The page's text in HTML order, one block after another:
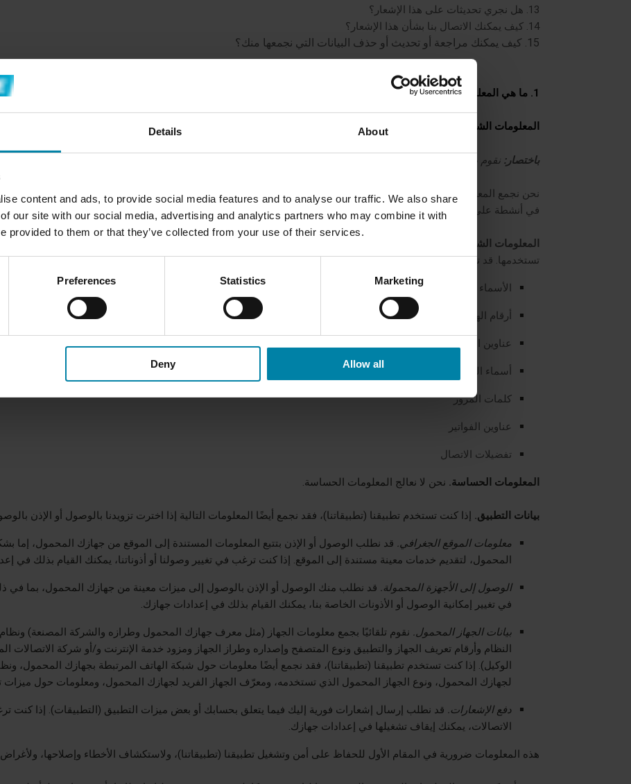
Details About
content and ads, to provide social media features and to analyse our traffic. We also share
our site with our social media, advertising and analytics partners who may combine it with
provided to them or that they’ve collected from your use of their services.
Preferences Statistics Marketing
Deny Allow all
13. هل نجري تحديثات على هذا الإشعار؟
14. كيف يمكنك الاتصال بنا بشأن هذا الإشعار؟
15. كيف يمكنك مراجعة أو تحديث أو حذف البيانات التي نجمعها منك؟
1. ما هي المعلومات التي نجمعها؟
المعلومات الشخصية التي تفصح لنا عنها
باختصار: نقوم بجمع المعلومات الشخصية التي تقدمها لنا.
نحن نجمع المعلومات الشخصية التي تقدمها لنا طواعية عندما التسجيل في الخدمات, التعبير عن اهتمامك بالحصول على
في أنشطة على الخدمات، أو عند اتصالك بنا.
المعلومات الشخصية المقدمة من قبلك.
تعتمد المعلومات الشخصية التي نجمعها على سياق تفاعلاتك معنا ومع الخدمات،
تستخدمها. قد تتضمن المعلومات الشخصية التي نجمعها ما يلي:
الأسماء
أرقام الهواتف
عناوين البريد الإلكتروني
أسماء المستخدمين
كلمات المرور
عناوين الفواتير
تفضيلات الاتصال
المعلومات الحساسة. نحن لا نعالج المعلومات الحساسة.
بيانات التطبيق. إذا كنت تستخدم تطبيقنا (تطبيقاتنا)، فقد نجمع أيضًا المعلومات التالية إذا اخترت تزويدنا بالوصول أو الإذن
معلومات الموقع الجغرافي. قد نطلب الوصول أو الإذن بتتبع المعلومات المستندة إلى الموقع من جهازك المحمول، إما
المحمول، لتقديم خدمات معينة مستندة إلى الموقع. إذا كنت ترغب في تغيير وصولنا أو أذوناتنا، يمكنك القيام بذلك في
الوصول إلى الأجهزة المحمولة. قد نطلب منك الوصول أو الإذن بالوصول إلى ميزات معينة من جهازك المحمول، بما في
في تغيير إمكانية الوصول أو الأذونات الخاصة بنا، يمكنك القيام بذلك في إعدادات جهازك.
بيانات الجهاز المحمول. نقوم تلقائيًا بجمع معلومات الجهاز (مثل معرف جهازك المحمول وطرازه والشركة المصنعة)
النظام وأرقام تعريف الجهاز والتطبيق ونوع المتصفح وإصداره وطراز الجهاز ومزود خدمة الإنترنت و/أو شركة الاتصالات
الوكيل). إذا كنت تستخدم تطبيقنا (تطبيقاتنا)، فقد نجمع أيضًا معلومات حول شبكة الهاتف المرتبطة بجهازك المحمول،
لجهازك المحمول، ونوع الجهاز المحمول الذي تستخدمه، ومعرّف الجهاز الفريد لجهازك المحمول، ومعلومات حول ميزات
دفع الإشعارات. قد نطلب إرسال إشعارات فورية إليك فيما يتعلق بحسابك أو بعض ميزات التطبيق (التطبيقات). إذا كنت
الاتصالات، يمكنك إيقاف تشغيلها في إعدادات جهازك.
هذه المعلومات ضرورية في المقام الأول للحفاظ على أمن وتشغيل تطبيقنا (تطبيقاتنا)، ولاستكشاف الأخطاء وإصلاحها، ولأغراض